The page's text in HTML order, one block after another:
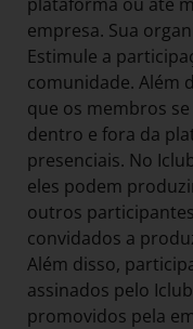
empresa. Sua
Estimule a
comunidade. Além
que os membros
dentro e fora da
presenciais. No
eles podem
outros
convidados a
Além disso,
assinados pelo
promovidos pela